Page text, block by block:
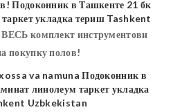
комплект инструментови
покупку полов!